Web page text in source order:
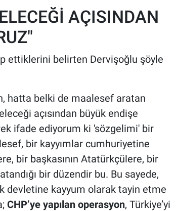
AÇISINDAN
ettiklerini belirten Dervişoğlu şöyle
hatta belki de maalesef aratan
açısından büyük endişe
ifade ediyorum ki 'sözgelimi' bir
bir kayyımlar cumhuriyetine
bir başkasının Atatürkçülere, bir
bir düzendir bu. Bu sayede,
devletine kayyum olarak tayin etme
CHP’ye yapılan operasyon, Türkiye’yi